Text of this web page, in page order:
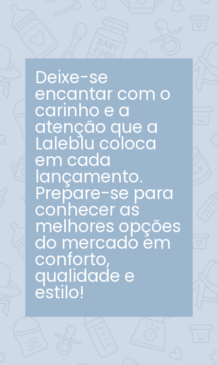
Deixe-se
encantar com o
carinho e a
atenção que a
Laleblu coloca
em cada
lançamento.
Prepare-se para
conhecer as
melhores opções
do mercado em
conforto,
qualidade e
estilo!